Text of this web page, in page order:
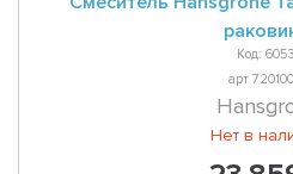
Код:
арт
Нет в